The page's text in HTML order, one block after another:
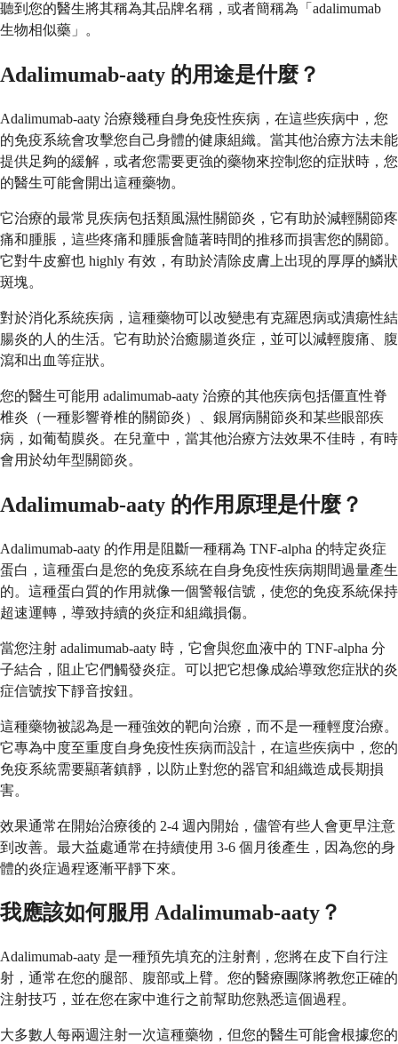
聽到您的醫生將其稱為其品牌名稱，或者簡稱為「adalimumab
生物相似藥」。
Adalimumab-aaty 的用途是什麼？
Adalimumab-aaty 治療幾種自身免疫性疾病，在這些疾病中，您
的免疫系統會攻擊您自己身體的健康組織。當其他治療方法未能
提供足夠的緩解，或者您需要更強的藥物來控制您的症狀時，您
的醫生可能會開出這種藥物。
它治療的最常見疾病包括類風濕性關節炎，它有助於減輕關節疼
痛和腫脹，這些疼痛和腫脹會隨著時間的推移而損害您的關節。
它對牛皮癬也 highly 有效，有助於清除皮膚上出現的厚厚的鱗狀
斑塊。
對於消化系統疾病，這種藥物可以改變患有克羅恩病或潰瘍性結
腸炎的人的生活。它有助於治癒腸道炎症，並可以減輕腹痛、腹
瀉和出血等症狀。
您的醫生可能用 adalimumab-aaty 治療的其他疾病包括僵直性脊
椎炎（一種影響脊椎的關節炎）、銀屑病關節炎和某些眼部疾
病，如葡萄膜炎。在兒童中，當其他治療方法效果不佳時，有時
會用於幼年型關節炎。
Adalimumab-aaty 的作用原理是什麼？
Adalimumab-aaty 的作用是阻斷一種稱為 TNF-alpha 的特定炎症
蛋白，這種蛋白是您的免疫系統在自身免疫性疾病期間過量產生
的。這種蛋白質的作用就像一個警報信號，使您的免疫系統保持
超速運轉，導致持續的炎症和組織損傷。
當您注射 adalimumab-aaty 時，它會與您血液中的 TNF-alpha 分
子結合，阻止它們觸發炎症。可以把它想像成給導致您症狀的炎
症信號按下靜音按鈕。
這種藥物被認為是一種強效的靶向治療，而不是一種輕度治療。
它專為中度至重度自身免疫性疾病而設計，在這些疾病中，您的
免疫系統需要顯著鎮靜，以防止對您的器官和組織造成長期損
害。
效果通常在開始治療後的 2-4 週內開始，儘管有些人會更早注意
到改善。最大益處通常在持續使用 3-6 個月後產生，因為您的身
體的炎症過程逐漸平靜下來。
我應該如何服用 Adalimumab-aaty？
Adalimumab-aaty 是一種預先填充的注射劑，您將在皮下自行注
射，通常在您的腿部、腹部或上臂。您的醫療團隊將教您正確的
注射技巧，並在您在家中進行之前幫助您熟悉這個過程。
大多數人每兩週注射一次這種藥物，但您的醫生可能會根據您的